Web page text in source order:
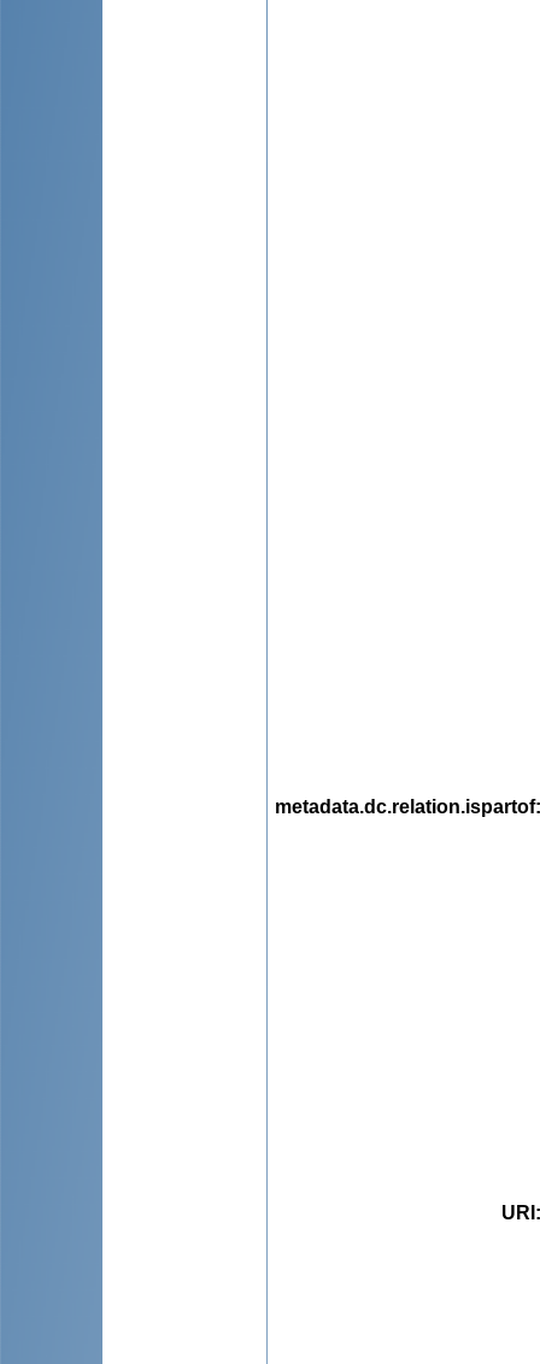
metadata.dc.relation.ispartof
URI